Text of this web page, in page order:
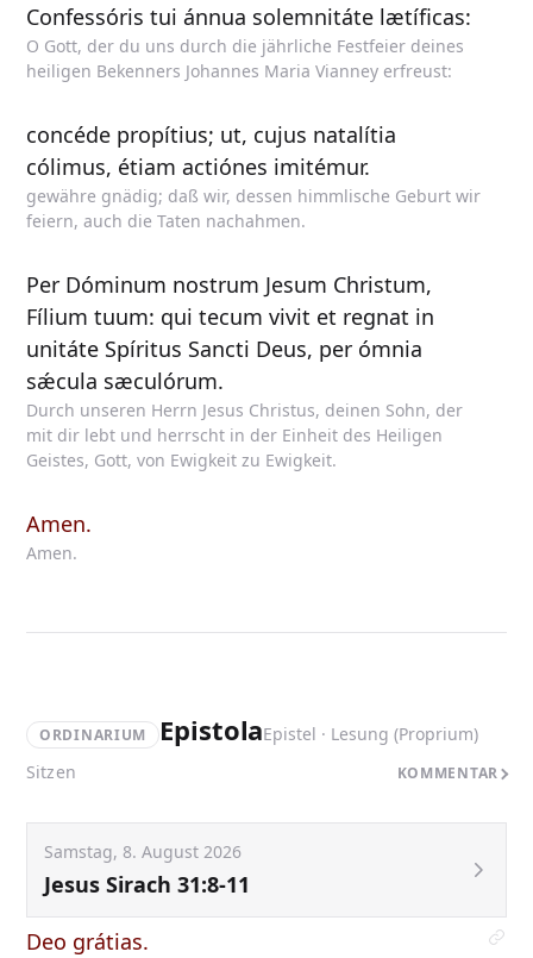
Confessóris tui ánnua solemnitáte lætíficas:
O Gott, der du uns durch die jährliche Festfeier deines
heiligen Bekenners Johannes Maria Vianney erfreust:
concéde propítius; ut, cujus natalítia
cólimus, étiam actiónes imitémur.
gewähre gnädig; daß wir, dessen himmlische Geburt wir
feiern, auch die Taten nachahmen.
Per Dóminum nostrum Jesum Christum,
Fílium tuum: qui tecum vivit et regnat in
unitáte Spíritus Sancti Deus, per ómnia
sǽcula sæculórum.
Durch unseren Herrn Jesus Christus, deinen Sohn, der
mit dir lebt und herrscht in der Einheit des Heiligen
Geistes, Gott, von Ewigkeit zu Ewigkeit.
Amen.
Amen.
ORDINARIUM EpistolaEpistel · Lesung (Proprium)
Sitzen
KOMMENTAR
Samstag, 8. August 2026
Jesus Sirach 31:8-11
Deo grátias.